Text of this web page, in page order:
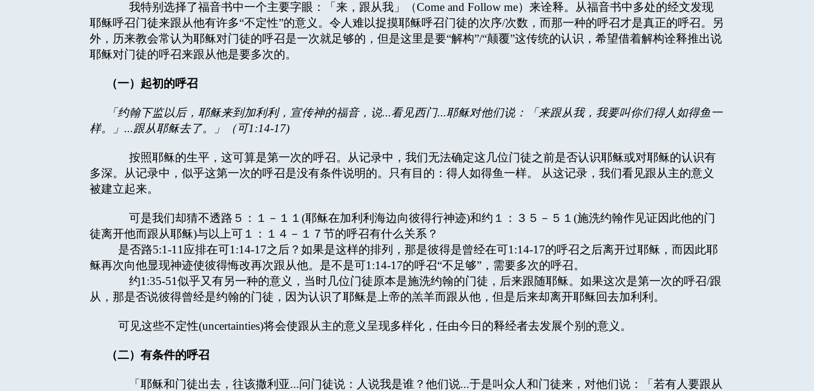
我特别选择了福音书中一个主要字眼：「来，跟从我」（Come and Follow me）来诠释。从福音书中多处的经文发现
耶稣呼召门徒来跟从他有许多“不定性”的意义。令人难以捉摸耶稣呼召门徒的次序/次数，而那一种的呼召才是真正的呼召。另
外，历来教会常认为耶稣对门徒的呼召是一次就足够的，但是这里是要“解构”/“颠覆”这传统的认识，希望借着解构诠释推出说
耶稣对门徒的呼召来跟从他是要多次的。
（一）起初的呼召
「约翰下监以后，耶稣来到加利利，宣传神的福音，说...看见西门...耶稣对他们说：「来跟从我，我要叫你们得人如得鱼一
样。」 ...跟从耶稣去了。」（可1:14-17)
按照耶稣的生平，这可算是第一次的呼召。从记录中，我们无法确定这几位门徒之前是否认识耶稣或对耶稣的认识有
多深。从记录中，似乎这第一次的呼召是没有条件说明的。只有目的：得人如得鱼一样。 从这记录，我们看见跟从主的意义
被建立起来。
可是我们却猜不透路５：１－１１(耶稣在加利利海边向彼得行神迹)和约１：３５－５１(施洗约翰作见证因此他的门
徒离开他而跟从耶稣)与以上可１：１４－１７节的呼召有什么关系？
是否路5:1-11应排在可1:14-17之后？如果是这样的排列，那是彼得是曾经在可1:14-17的呼召之后离开过耶稣，而因此耶
稣再次向他显现神迹使彼得悔改再次跟从他。是不是可1:14-17的呼召“不足够”，需要多次的呼召。
约1:35-51似乎又有另一种的意义，当时几位门徒原本是施洗约翰的门徒，后来跟随耶稣。如果这次是第一次的呼召/跟
从，那是否说彼得曾经是约翰的门徒，因为认识了耶稣是上帝的羔羊而跟从他，但是后来却离开耶稣回去加利利。
可见这些不定性(uncertainties)将会使跟从主的意义呈现多样化，任由今日的释经者去发展个别的意义。
（二）有条件的呼召
「耶稣和门徒出去，往该撒利亚...问门徒说：人说我是谁？他们说...于是叫众人和门徒来，对他们说：「若有人要跟从